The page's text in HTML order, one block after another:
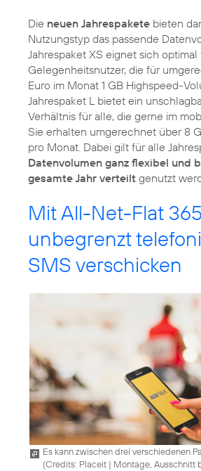
Die neuen Jahrespakete bieten
Nutzungstyp das passende
Jahrespaket XS eignet sich
Gelegenheitsnutzer, die für
Euro im Monat 1 GB Highspeed-
Jahrespaket L bietet ein
Verhältnis für alle, die gerne im
Sie erhalten umgerechnet über 8
pro Monat. Dabei gilt für alle
Datenvolumen ganz flexibel und
gesamte Jahr verteilt genutzt
Mit All-Net-Flat
unbegrenzt
SMS verschicken
Es kann zwischen drei verschiedenen
(Credits: Placeit | Montage, Ausschnitt